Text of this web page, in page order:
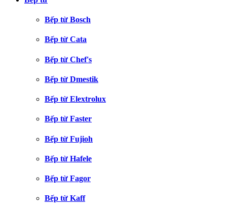
Bếp từ Bosch
Bếp từ Cata
Bếp từ Chef's
Bếp từ Dmestik
Bếp từ Elextrolux
Bếp từ Faster
Bếp từ Fujioh
Bếp từ Hafele
Bếp từ Fagor
Bếp từ Kaff